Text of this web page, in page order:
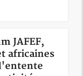
JAFEF,
africaines